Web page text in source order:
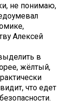
не понимаю,
Алексей
в
жёлтый,
что едет